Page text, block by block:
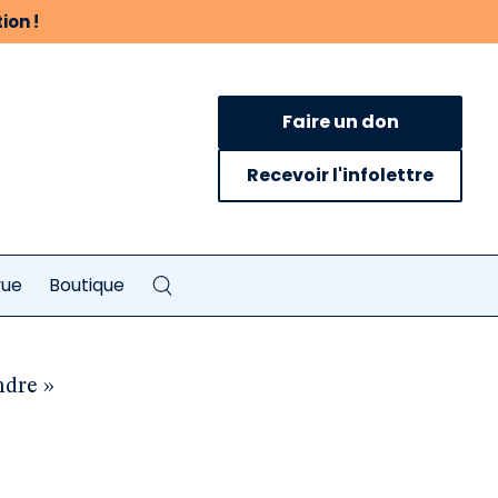
!
Faire un don
Recevoir l'infolettre
Boutique
»